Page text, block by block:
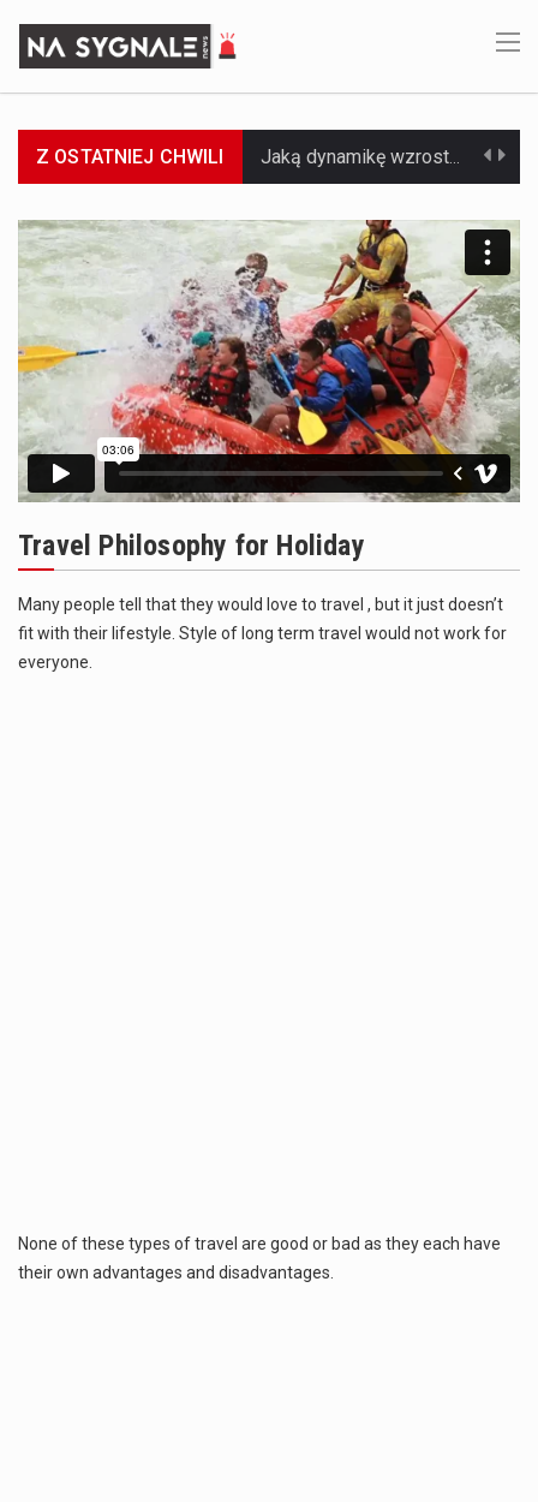
Z OSTATNIEJ CHWILI Jaką dynamikę wzrostu PKB przewidują prognozy gospodarcze dla Polski w 2026 roku? Prognozy dotyczące gospodarki Polski na rok 2026 sugerują, że Produkt Krajowy Brutto (PKB)…
Co to jest cyberbezpieczeństwo w sieci? Cyberbezpieczeństwo w Internecie stanowi istotny element ochrony systemów informacyjnych. Jego zasadniczym celem jest zabezpieczenie przed różnorodnymi cyberzagrożeniami oraz ryzykiem,…
Czym były starożytne igrzyska olimpijskie w Grecji? Starożytne igrzyska olimpijskie odgrywały kluczową rolę w dziejach Grecji. Co cztery lata, w pięknej Olimpii, odbywały się te…
Co to jest globalne ocieplenie? Globalne ocieplenie to proces, który trwa od dłuższego czasu i prowadzi do podnoszenia się średnich temperatur zarówno na naszej planecie,…
Co to jest NATO? NATO, czyli Organizacja Traktatu Północnoatlantyckiego, to międzynarodowy sojusz wojskowy, który powstał 4 kwietnia 1949 roku. Jego głównym celem jest zapewnienie wolności…
Co charakteryzuje wojnę na Ukrainie w 2026 roku? W 2026 roku wojna na Ukrainie trwa już pięć lat, a jej przebieg charakteryzuje się intensywnymi działaniami…
Travel Philosophy for Holiday
Many people tell that they would love to travel , but it just doesn’t
fit with their lifestyle. Style of long term travel would not work for
everyone.
None of these types of travel are good or bad as they each have
their own advantages and disadvantages.